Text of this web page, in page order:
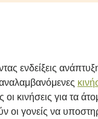
ενδείξεις
κινήσεις για τα
οι γονείς να